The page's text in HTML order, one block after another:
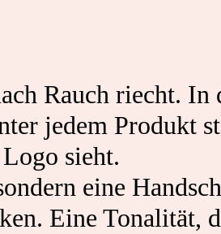
Rauch riecht.
jedem Produkt
sieht.
eine
Eine